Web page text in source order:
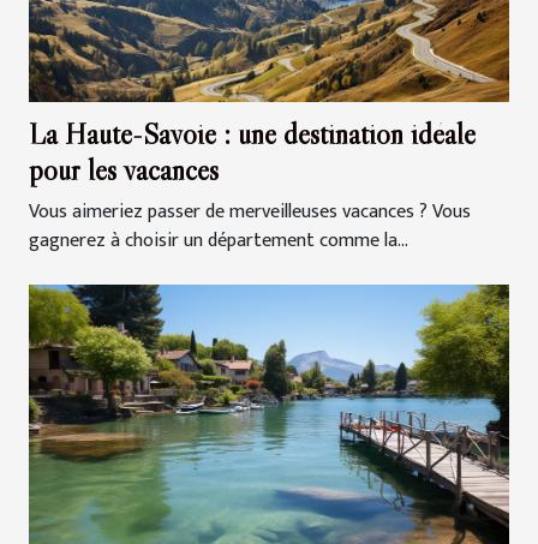
La Haute-Savoie : une destination idéale
pour les vacances
Vous aimeriez passer de merveilleuses vacances ? Vous
gagnerez à choisir un département comme la...